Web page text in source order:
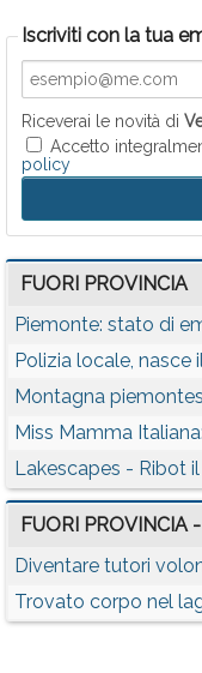
Iscriviti con la tua
Riceverai le novità di
Accetto
policy
FUORI PROVINCIA
Piemonte: stato di
Polizia locale,
Montagna
Miss Mamma
Lakescapes - Ribot
FUORI PROVINCIA
Diventare tutori
Trovato corpo nel